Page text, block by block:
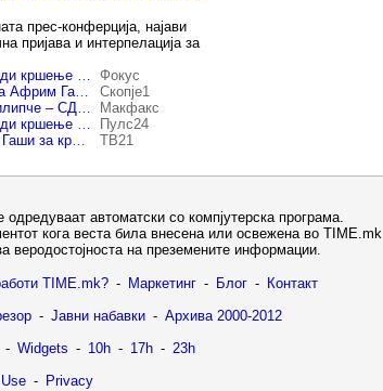
прес-конферција, најави
пријава и интерпелација за
СДСМ најави кривична и интерпелација за Гаши поради кршење на Деловникот Фокус
Филипче највува кривична пријава и интерпелација за Африм Гаши за кршење на Деловникот
Скопје1
Кривична пријава и интерпелација за Гаши, најави Филипче – СДСМ се повлекува од Комисијата
Макфакс
СДСМ најави кривична и интерпелација за Гаши поради кршење на Деловникот
Пулс24
Филипче најави кривична пријава и интерпелација за Гаши за кршење на Деловникот на Собранието
ТВ21
автоматски со компјутерска програма.
кога веста била внесена или освежена во TIME.mk
веродостојноста на преземените информации.
TIME.mk? - Маркетинг - Блог - Контакт
- Јавни набавки - Архива 2000-2012
- Widgets - 10h - 17h - 23h
- Privacy